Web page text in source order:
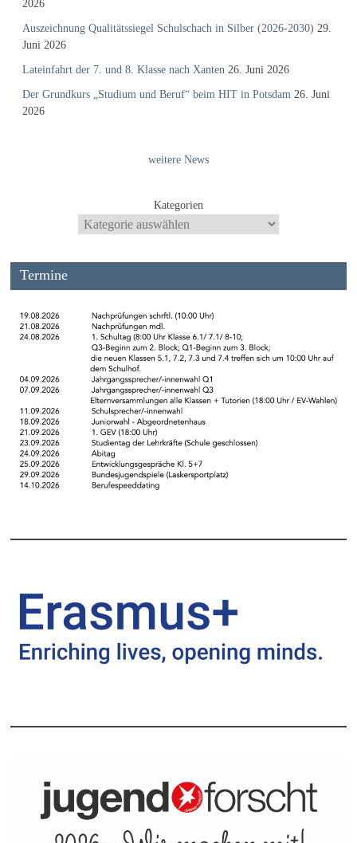
2026
Auszeichnung Qualitätssiegel Schulschach in Silber (2026-2030) 29.
Juni 2026
Lateinfahrt der 7. und 8. Klasse nach Xanten 26. Juni 2026
Der Grundkurs „Studium und Beruf“ beim HIT in Potsdam 26. Juni
2026
weitere News
Kategorien
Termine